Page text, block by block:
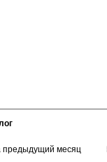
предыдущий месяц